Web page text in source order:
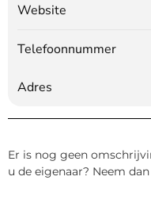
Website
Telefoonnummer
Adres
Er is nog geen
u de eigenaar? Neem